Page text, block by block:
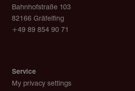
Bahnhofstraße 103
82166 Gräfelfing
+49 89 854 90 71
Service
My privacy settings